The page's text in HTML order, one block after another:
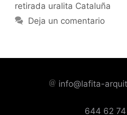
retirada uralita Cataluña
Deja un comentario
info@lafita-
644 62